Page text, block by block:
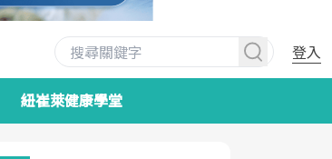
登入
紐崔萊健康學堂